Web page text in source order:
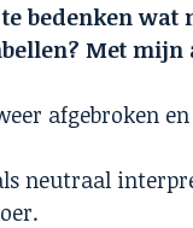
bedenken wat
Met
afgebroken
neutraal